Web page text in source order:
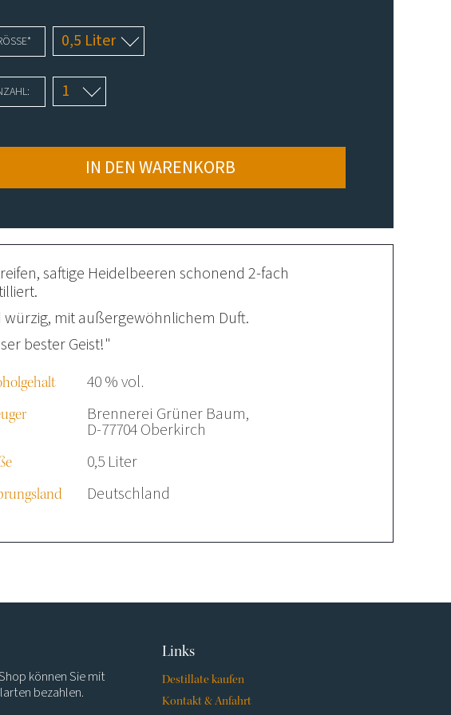
*
IN DEN WARENKORB
saftige Heidelbeeren schonend 2-fach
würzig, mit außergewöhnlichem Duft.
bester Geist!"
40 % vol.
Brennerei Grüner Baum,
D-77704 Oberkirch
0,5 Liter
Deutschland
können Sie mit
bezahlen.
Links
Navigation
Destillate kaufen
Kontakt & Anfahrt